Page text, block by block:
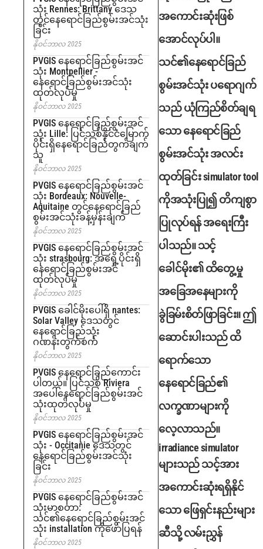
သုံး Rennes: Brittany ဒေသ
တွင်နေရောင်ခြည်စွမ်းအင်သုံး
ခြင်း
နိုဝင်ဘာလ 2025
PVGIS နေရောင်ခြည်စွမ်းအင်
သုံး Montpellier -
နေရောင်ခြည်စွမ်းအင်သုံး
ထုတ်လုပ်မှု
နိုဝင်ဘာလ 2025
PVGIS နေရောင်ခြည်စွမ်းအင်
သုံး Lille: ပြင်သစ်နိုင်ငံမြောက်
ပိုင်းရှိနေရောင်ခြည်တွက်ချက်
သူ
နိုဝင်ဘာလ 2025
PVGIS နေရောင်ခြည်စွမ်းအင်
သုံး Bordeaux: Nouvelle-
Aquitaine တွင်နေရောင်ခြည်
စွမ်းအင်သုံးခန့်မှန်းချက်
နိုဝင်ဘာလ 2025
PVGIS နေရောင်ခြည်စွမ်းအင်
သုံး strasbourg: အရှေ့ပိုင်းရှိ
နေရောင်ခြည်စွမ်းအင်
ထုတ်လုပ်မှု
နိုဝင်ဘာလ 2025
PVGIS ခေါင်မိုးပေါ်ရှိ nantes:
Solar Valley ဒေသတွင်
နေရောင်ခြည်သုံး
ဂဏန်းတွက်စက်
နိုဝင်ဘာလ 2025
PVGIS နေရောင်ခြည်ကောင်း
ပါတယ်။ ပြင်သစ် Riviera
အပေါ်နေရောင်ခြည်စွမ်းအင်
သုံးထုတ်လုပ်မှု
နိုဝင်ဘာလ 2025
PVGIS နေရောင်ခြည်စွမ်းအင်
သုံး - Occitanie ဒေသတွင်
နေရောင်ခြည်စွမ်းအင်သုံး
ခြင်း
နိုဝင်ဘာလ 2025
PVGIS နေရောင်ခြည်စွမ်းအင်
သုံးမာစတာ:
သင်၏နေရောင်ခြည်စွမ်းအင်
သုံး installation ကိုဖော်ပြရန်
နိုဝင်ဘာလ 2025
အကောင်းဆုံးဖြစ်
အောင်လုပ်ပါ။
သင်၏နေရောင်ခြည်
စွမ်းအင်သုံး ပရောဂျက်
သည် ယုံကြည်စိတ်ချရ
သော နေရောင်ခြည်
စွမ်းအင်သုံး အလင်း
ထုတ်ခြင်း simulator tool
ကိုအသုံးပြု၍ တိကျစွာ
ပြုလုပ်ရန် အရေးကြီး
ပါသည်။ သင့်
ခေါင်မိုး၏ ထိတွေ့မှု
အခြေအနေများကို
ခွဲခြမ်းစိတ်ဖြာခြင်း။ ဤ
ဆောင်းပါးသည် ထိ
ရောက်သော
နေရောင်ခြည်၏
လက္ခဏာများကို
လေ့လာသည်။
irradiance simulator
များသည် သင့်အား
အကောင်းဆုံးရရှိနိုင်
သော ဖြေရှင်းနည်းများ
ဆီသို့ လမ်းညွှန်